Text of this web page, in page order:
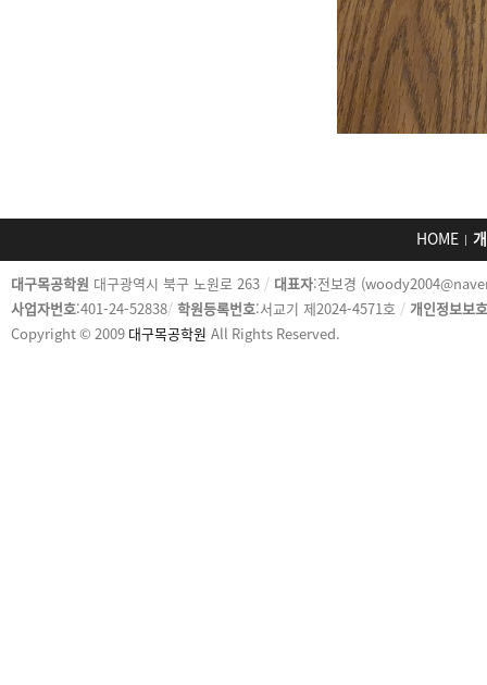
HOME
카
피
라
대구목공학원 대구광역시 북구 노원로 263 / 대표자:전보경
사업자번호:401-24-52838/ 학원등록번호:서교기 제2024-4571호 / 개인정보보
Copyright © 2009 대구목공학원 All Rights Reserved.